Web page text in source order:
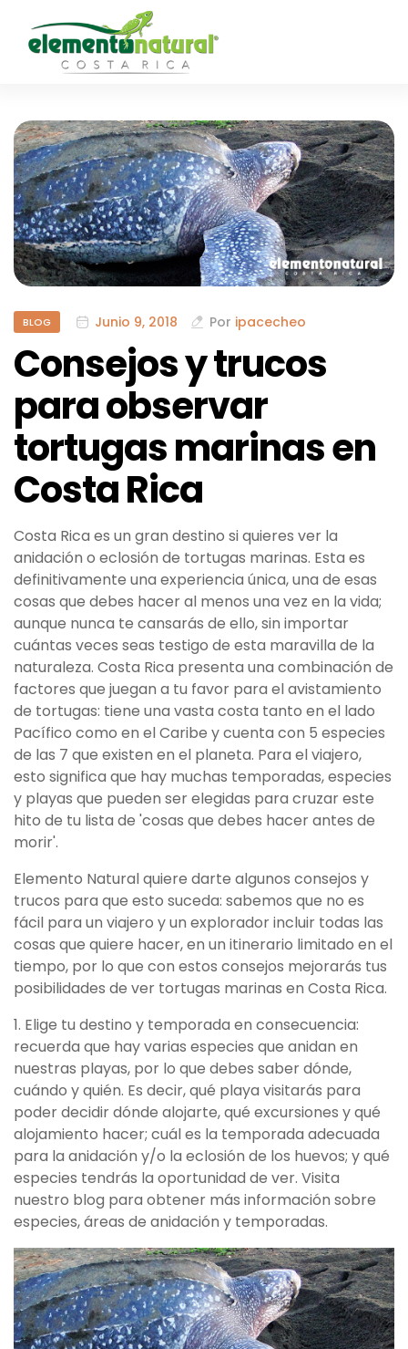
BLOG Junio 9, 2018 Por ipacecheo
Consejos y trucos
para observar
tortugas marinas en
Costa Rica
Costa Rica es un gran destino si quieres ver la
anidación o eclosión de tortugas marinas. Esta es
definitivamente una experiencia única, una de esas
cosas que debes hacer al menos una vez en la vida;
aunque nunca te cansarás de ello, sin importar
cuántas veces seas testigo de esta maravilla de la
naturaleza. Costa Rica presenta una combinación de
factores que juegan a tu favor para el avistamiento
de tortugas: tiene una vasta costa tanto en el lado
Pacífico como en el Caribe y cuenta con 5 especies
de las 7 que existen en el planeta. Para el viajero,
esto significa que hay muchas temporadas, especies
y playas que pueden ser elegidas para cruzar este
hito de tu lista de 'cosas que debes hacer antes de
morir'.
Elemento Natural quiere darte algunos consejos y
trucos para que esto suceda: sabemos que no es
fácil para un viajero y un explorador incluir todas las
cosas que quiere hacer, en un itinerario limitado en el
tiempo, por lo que con estos consejos mejorarás tus
posibilidades de ver tortugas marinas en Costa Rica.
1. Elige tu destino y temporada en consecuencia:
recuerda que hay varias especies que anidan en
nuestras playas, por lo que debes saber dónde,
cuándo y quién. Es decir, qué playa visitarás para
poder decidir dónde alojarte, qué excursiones y qué
alojamiento hacer; cuál es la temporada adecuada
para la anidación y/o la eclosión de los huevos; y qué
especies tendrás la oportunidad de ver. Visita
nuestro blog para obtener más información sobre
especies, áreas de anidación y temporadas.